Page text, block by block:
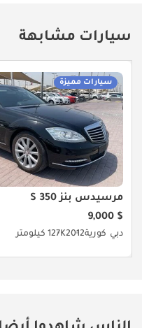
سيارات مشابهة
سيارات مميزة
مرسيدس بنز S 350
$ 9,000
دبي كورية2012127K كيلومتر